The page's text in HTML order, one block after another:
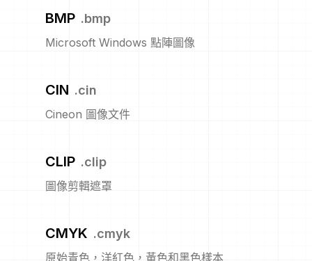
BMP .bmp
Microsoft Windows 點陣圖像
CIN .cin
Cineon 圖像文件
CLIP .clip
圖像剪輯遮罩
CMYK .cmyk
原始青色，洋紅色，黃色和黑色樣本